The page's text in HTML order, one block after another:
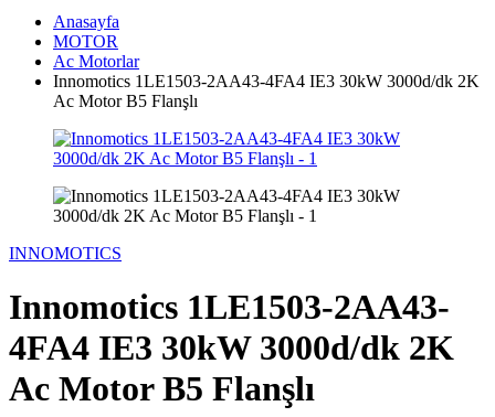
Anasayfa
MOTOR
Ac Motorlar
Innomotics 1LE1503-2AA43-4FA4 IE3 30kW 3000d/dk 2K
Ac Motor B5 Flanşlı
INNOMOTICS
Innomotics 1LE1503-2AA43-
4FA4 IE3 30kW 3000d/dk 2K
Ac Motor B5 Flanşlı